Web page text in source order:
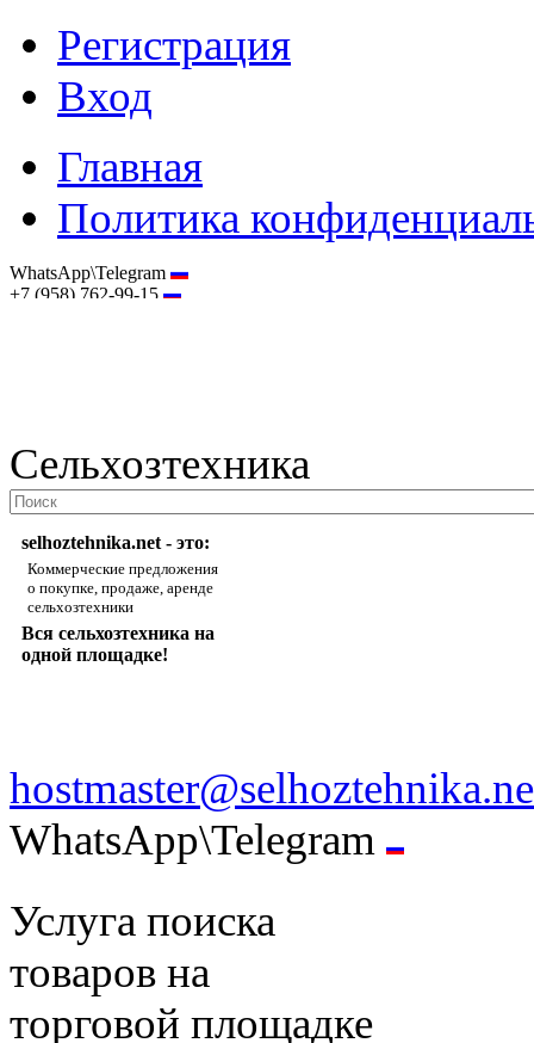
Регистрация
Вход
Главная
Политика
WhatsApp\Telegram
+7 (958) 762-99-15
Сельхозтехника
selhoztehnika.net - это:
Коммерческие предложения
о покупке, продаже, аренде
сельхозтехники
Вся сельхозтехника на
одной площадке!
WhatsApp\Telegram
Услуга поиска
товаров на
торговой площадке